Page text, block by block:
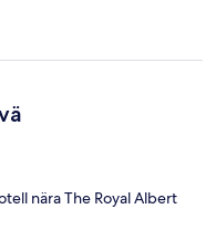
nära The Royal Albert